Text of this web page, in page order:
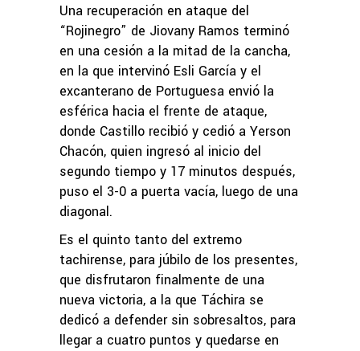
Una recuperación en ataque del
“Rojinegro” de Jiovany Ramos terminó
en una cesión a la mitad de la cancha,
en la que intervinó Esli García y el
excanterano de Portuguesa envió la
esférica hacia el frente de ataque,
donde Castillo recibió y cedió a Yerson
Chacón, quien ingresó al inicio del
segundo tiempo y 17 minutos después,
puso el 3-0 a puerta vacía, luego de una
diagonal.
Es el quinto tanto del extremo
tachirense, para júbilo de los presentes,
que disfrutaron finalmente de una
nueva victoria, a la que Táchira se
dedicó a defender sin sobresaltos, para
llegar a cuatro puntos y quedarse en